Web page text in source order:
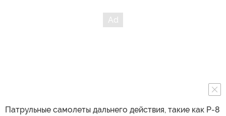
Патрульные самолеты дальнего действия, такие как P-8